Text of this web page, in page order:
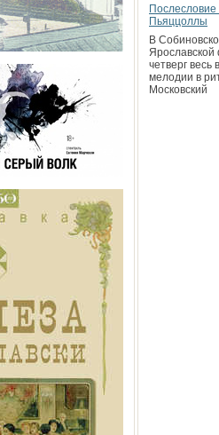
Послесловие
Пьяццоллы
В
четверг весь
мелодии в
Московский